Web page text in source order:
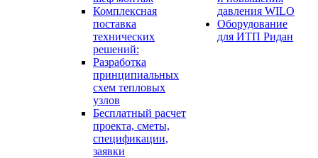
Комплексная
поставка
технических
решений:
Разработка
принципиальных
схем тепловых
узлов
Бесплатный расчет
проекта, сметы,
спецификации,
заявки
давления WILO
Оборудование
для ИТП Ридан